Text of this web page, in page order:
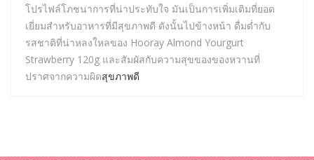
โปรไฟล์โภชนาการที่น่าประทับใจ มันเป็นการเพิ่มเติมที่ยอด
เยี่ยมสำหรับอาหารที่มีสุขภาพดี ดังนั้นไปข้างหน้า ดื่มด่ำกับ
รสชาติที่น่าหลงใหลของ Hooray Almond Yourgurt
Strawberry 120g และสัมผัสกับความสุขของของหวานที่
ปราศจากความผิดสุขภาพดี